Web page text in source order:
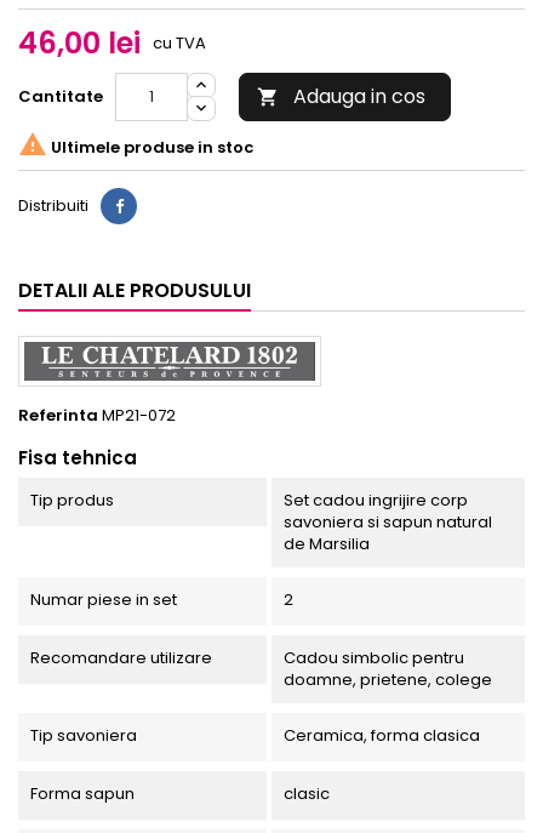
46,00 lei cu TVA
Cantitate  Adauga in cos
 Ultimele produse in stoc
Distribuiti
DETALII ALE PRODUSULUI
Referinta MP21-072
Fisa tehnica
Tip produs
Set cadou ingrijire corp
savoniera si sapun natural
de Marsilia
Numar piese in set 2
Recomandare utilizare
Cadou simbolic pentru
doamne, prietene, colege
Tip savoniera Ceramica, forma clasica
Forma sapun clasic